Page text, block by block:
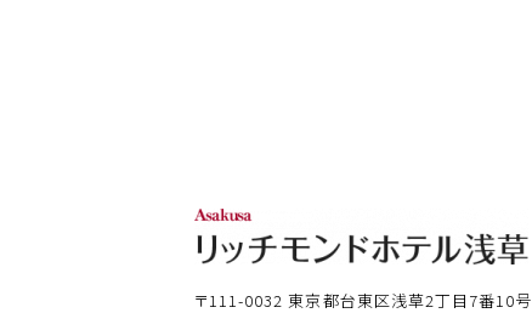
〒111-0032東京都台東区浅草2丁目7番10号